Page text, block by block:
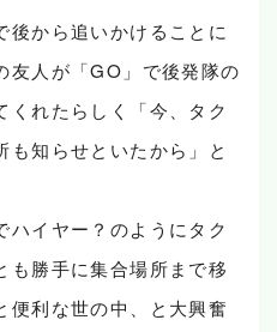
後から追いかけることに
友人が「GO」で後発隊の
くれたらしく「今、タク
も知らせといたから」と
ハイヤー？のようにタク
も勝手に集合場所まで移
便利な世の中、と大興奮